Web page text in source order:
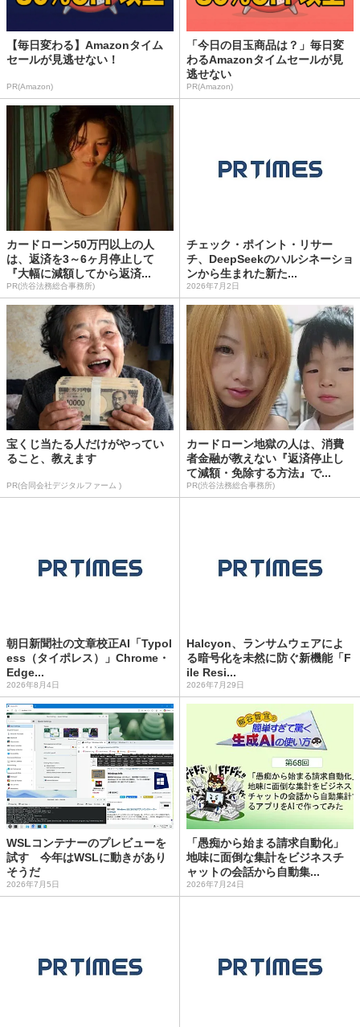
【毎日変わる】Amazonタイム
セールが見逃せない！
PR(Amazon)
「今日の目玉商品は？」毎日変
わるAmazonタイムセールが見
逃せない
PR(Amazon)
カードローン50万円以上の人
は、返済を3～6ヶ月停止して
『大幅に減額してから返済...
PR(渋谷法務総合事務所)
チェック・ポイント・リサー
チ、DeepSeekのハルシネーショ
ンから生まれた新た...
2026年7月2日
宝くじ当たる人だけがやってい
ること、教えます
PR(合同会社デジタルファーム )
カードローン地獄の人は、消費
者金融が教えない『返済停止し
て減額・免除する方法』で...
PR(渋谷法務総合事務所)
朝日新聞社の文章校正AI「Typol
ess（タイポレス）」Chrome・
Edge...
2026年8月4日
Halcyon、ランサムウェアによ
る暗号化を未然に防ぐ新機能「F
ile Resi...
2026年7月29日
WSLコンテナーのプレビューを
試す 今年はWSLに動きがあり
そうだ
2026年7月5日
「愚痴から始まる請求自動化」
地味に面倒な集計をビジネスチ
ャットの会話から自動集...
2026年7月24日